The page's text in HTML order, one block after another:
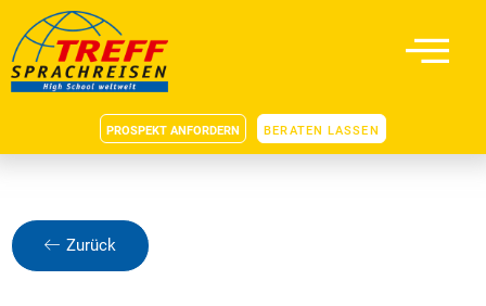
PROSPEKT ANFORDERN BERATEN LASSEN
Zurück